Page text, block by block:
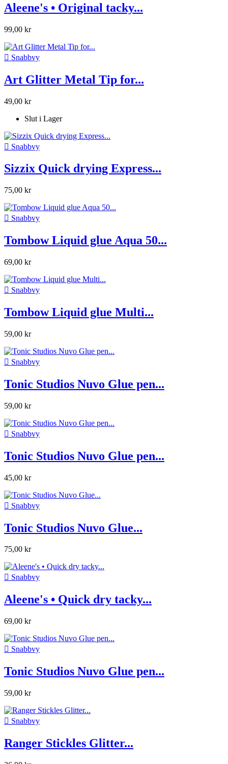
Aleene's • Original tacky...
99,00 kr
 Snabbvy
Art Glitter Metal Tip for...
49,00 kr
Slut i Lager
 Snabbvy
Sizzix Quick drying Express...
75,00 kr
 Snabbvy
Tombow Liquid glue Aqua 50...
69,00 kr
 Snabbvy
Tombow Liquid glue Multi...
59,00 kr
 Snabbvy
Tonic Studios Nuvo Glue pen...
59,00 kr
 Snabbvy
Tonic Studios Nuvo Glue pen...
45,00 kr
 Snabbvy
Tonic Studios Nuvo Glue...
75,00 kr
 Snabbvy
Aleene's • Quick dry tacky...
69,00 kr
 Snabbvy
Tonic Studios Nuvo Glue pen...
59,00 kr
 Snabbvy
Ranger Stickles Glitter...